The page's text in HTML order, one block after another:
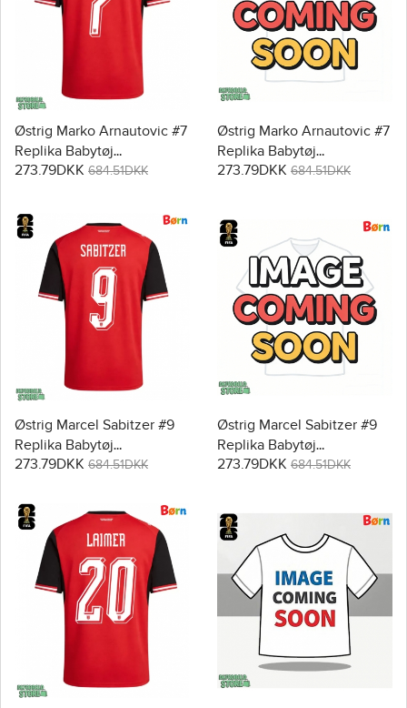
Østrig Marko Arnautovic #7
Replika Babytøj
Hjemmebanesæt Børn VM
bukser)
273.79DKK 684.51DKK
Østrig Marko Arnautovic #7
Replika Babytøj
Udebanesæt Børn VM
273.79DKK 684.51DKK
Østrig Marcel Sabitzer #9
Replika Babytøj
Hjemmebanesæt Børn VM
bukser)
273.79DKK 684.51DKK
Østrig Marcel Sabitzer #9
Replika Babytøj
Udebanesæt Børn VM
273.79DKK 684.51DKK